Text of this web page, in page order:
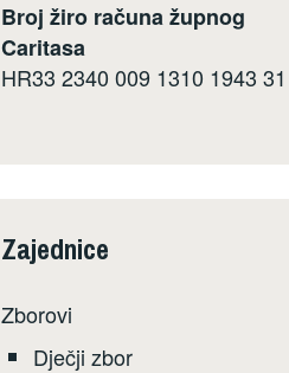
Broj žiro računa župnog
Caritasa
HR33 2340 009 1310 1943 31
Zajednice
Zborovi
Dječji zbor